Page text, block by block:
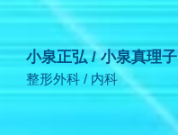
小泉正弘 / 小泉真理子
整形外科 / 内科